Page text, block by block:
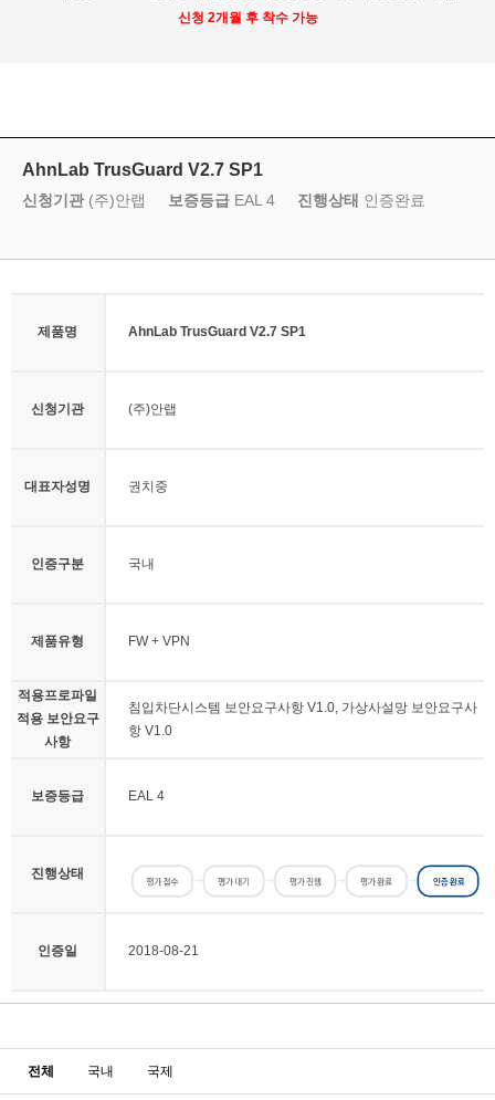
신청 2개월 후 착수 가능
AhnLab TrusGuard V2.7 SP1
신청기관(주)안랩 보증등급 EAL 4 진행상태 인증완료
제품명 AhnLab TrusGuard V2.7 SP1
신청기관 (주)안랩
대표자성명 권치중
인증구분 국내
제품유형 FW + VPN
적용프로파일
적용 보안요구
사항
침입차단시스템 보안요구사항 V1.0, 가상사설망 보안요구사
항 V1.0
보증등급 EAL 4
진행상태
인증일 2018-08-21
전체 국내 국제